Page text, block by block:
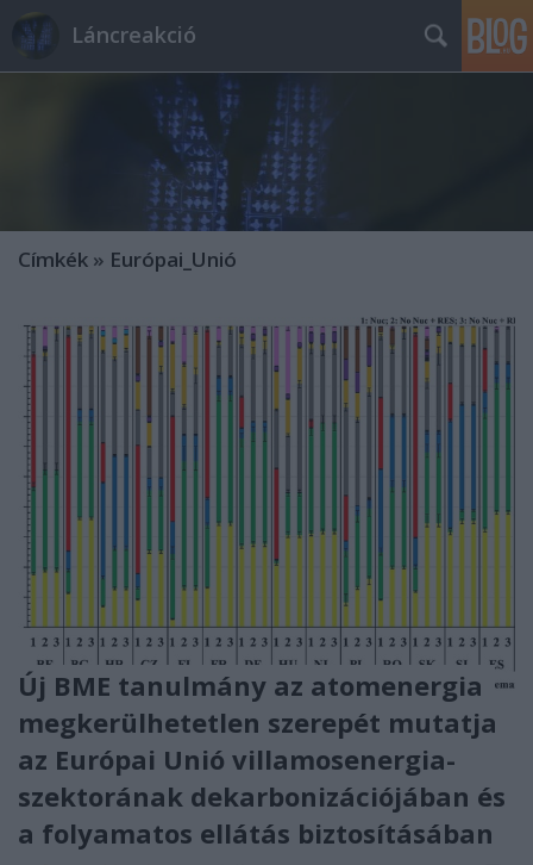
Láncreakció
Címkék » Európai_Unió
Új BME tanulmány az atomenergia
megkerülhetetlen szerepét mutatja
az Európai Unió villamosenergia-
szektorának dekarbonizációjában és
a folyamatos ellátás biztosításában